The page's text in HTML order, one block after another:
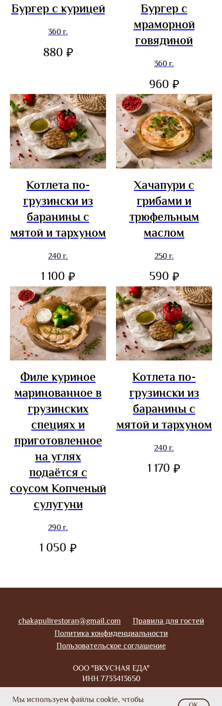
Бургер с курицей
360 г.
880 ₽
Бургер с
мраморной
говядиной
360 г.
960 ₽
Котлета по-
грузински из
баранины с
мятой и тархуном
240 г.
1 100 ₽
Хачапури с
грибами и
трюфельным
маслом
250 г.
590 ₽
Филе куриное
маринованное в
грузинских
специях и
приготовленное
на углях
подаётся с
соусом Копченый
сулугуни
290 г.
1 050 ₽
Котлета по-
грузински из
баранины с
мятой и тархуном
240 г.
1 170 ₽
chakapulirestoran@gmail.com
Правила для гостей
Политика конфиденциальности
Пользовательское соглашение
ООО "ВКУСНАЯ ЕДА"
ИНН 7733413650
Наверх
Мы используем файлы cookie, чтобы